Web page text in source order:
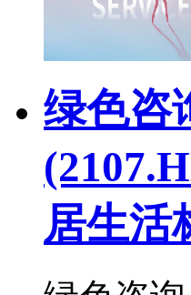
绿色咨
居生活